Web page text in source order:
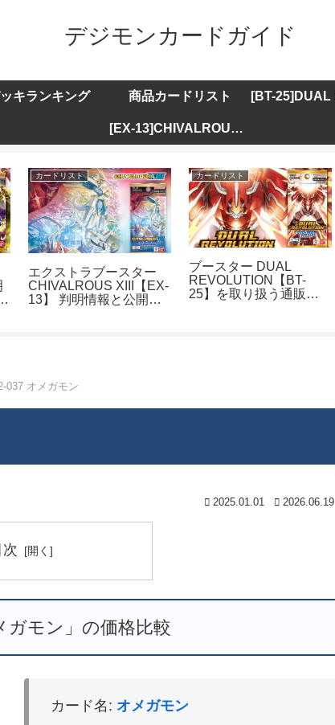
デジモンカードガイド
キランキング 商品カードリスト
[EX-13]CHIVALROUS XIII
カードリスト
エクストラブースター
CHIVALROUS XIII【EX-
13】 判明情報と公開カ
カードリスト
ブースター DUAL
REVOLUTION【BT-
25】を取り扱う通販サ
037 オメガモン
2025.01.01 2026.06.19
ガモン」の価格比較
カード名: オメガモン